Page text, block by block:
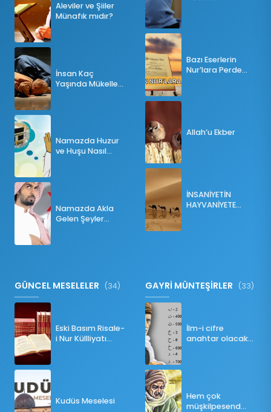
Aleviler ve Şiiler
Münafık mıdır?
İnsan Kaç
Yaşında Mükellef
Namazda Huzur
ve Huşu Nasıl
Namazda Akla
Gelen Şeyler
Bazı Eserlerin
Nur’lara Perde
Allah’u Ekber
İNSANİYETİN
HAYVANİYETE
GÜNCEL MESELELER (34)
Eski Basım Risale-
i Nur Küllliyatı
Kudüs Meselesi
GAYRİ MÜNTEŞİRLER (33)
İlm-i cifre
anahtar olacak
Hem çok
müşkilpesend